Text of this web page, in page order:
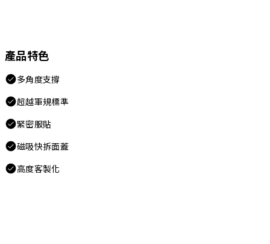
產品特色
多角度支撐
超越軍規標準
緊密服貼
磁吸快拆面蓋
高度客製化